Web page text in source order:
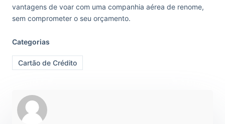
vantagens de voar com uma companhia aérea de renome,
sem comprometer o seu orçamento.
Categorias
Cartão de Crédito